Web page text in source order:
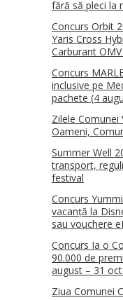
fără să pleci la
Concurs Orbit
Yaris Cross
Carburant
Concurs
inclusive pe
pachete (4
Zilele Comunei
Oameni,
Summer Well
transport,
festival
Concurs
vacanță la
sau vouchere
Concurs Ia o
90.000 de
august – 31
Ziua Comunei